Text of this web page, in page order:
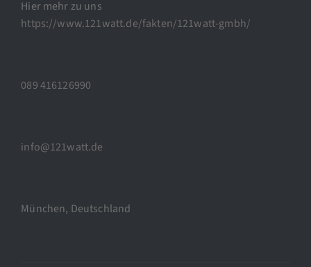
Hier mehr zu uns
https://www.121watt.de/fakten/121watt-gmbh/
089 416126990
info@121watt.de
München, Deutschland